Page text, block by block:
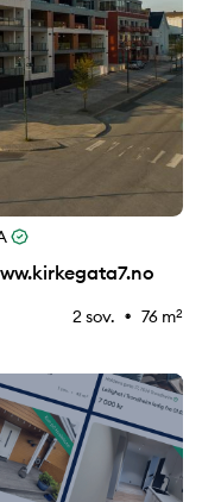
2 sov. ⚉ 76 m2